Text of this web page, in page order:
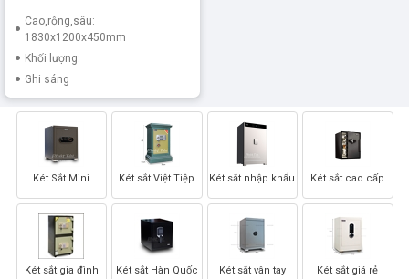
Cao,rộng,sâu:
1830x1200x450mm
Khối lượng:
Ghi sáng
Két Sắt Mini
Két sắt gia đình
Két sắt Việt Tiệp
Két sắt Hàn Quốc
Két sắt nhập khẩu
Két sắt vân tay
Két sắt cao cấp
Két sắt giá rẻ